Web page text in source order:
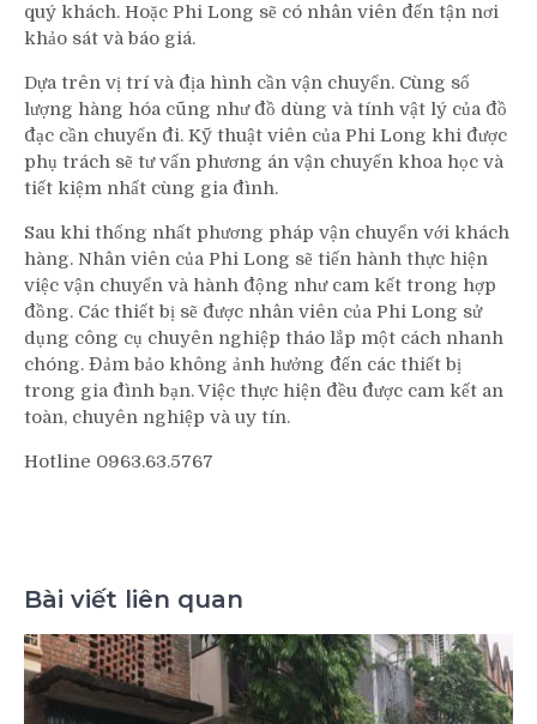
quý khách. Hoặc Phi Long sẽ có nhân viên đến tận nơi
khảo sát và báo giá.
Dựa trên vị trí và địa hình cần vận chuyển. Cùng số
lượng hàng hóa cũng như đồ dùng và tính vật lý của đồ
đạc cần chuyển đi. Kỹ thuật viên của Phi Long khi được
phụ trách sẽ tư vấn phương án vận chuyển khoa học và
tiết kiệm nhất cùng gia đình.
Sau khi thống nhất phương pháp vận chuyển với khách
hàng. Nhân viên của Phi Long sẽ tiến hành thực hiện
việc vận chuyển và hành động như cam kết trong hợp
đồng. Các thiết bị sẽ được nhân viên của Phi Long sử
dụng công cụ chuyên nghiệp tháo lắp một cách nhanh
chóng. Đảm bảo không ảnh hưởng đến các thiết bị
trong gia đình bạn. Việc thực hiện đều được cam kết an
toàn, chuyên nghiệp và uy tín.
Hotline 0963.63.5767
Bài viết liên quan